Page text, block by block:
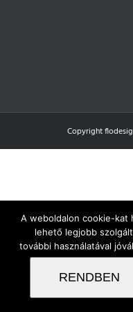
Copyright
A weboldalon cookie-kat
lehető legjobb
további használatával
RENDBEN